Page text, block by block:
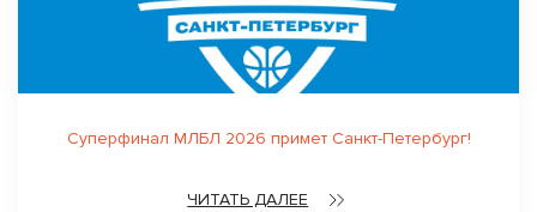
Суперфинал МЛБЛ 2026 примет Санкт-Петербург!
ЧИТАТЬ ДАЛЕЕ